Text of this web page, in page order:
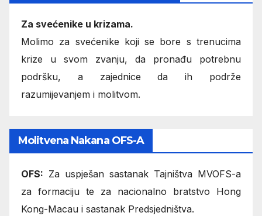
Za svećenike u krizama.
Molimo za svećenike koji se bore s trenucima
krize u svom zvanju, da pronađu potrebnu
podršku, a zajednice da ih podrže
razumijevanjem i molitvom.
Molitvena Nakana OFS-A
OFS: Za uspješan sastanak Tajništva MVOFS-a
za formaciju te za nacionalno bratstvo Hong
Kong-Macau i sastanak Predsjedništva.